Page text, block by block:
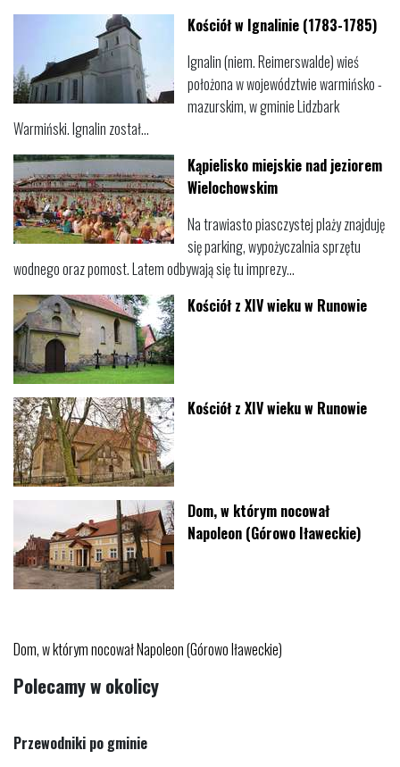
Kościół w Ignalinie (1783-1785)
Ignalin (niem. Reimerswalde) wieś
położona w województwie warmińsko -
mazurskim, w gminie Lidzbark
Warmiński. Ignalin został...
Kąpielisko miejskie nad jeziorem
Wielochowskim
Na trawiasto piasczystej plaży znajduję
się parking, wypożyczalnia sprzętu
wodnego oraz pomost. Latem odbywają się tu imprezy...
Kościół z XIV wieku w Runowie
Kościół z XIV wieku w Runowie
Dom, w którym nocował
Napoleon (Górowo Iławeckie)
Dom, w którym nocował Napoleon (Górowo Iławeckie)
Polecamy w okolicy
Przewodniki po gminie